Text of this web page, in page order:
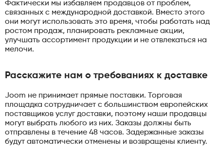
Фактически мы избавляем продавцов от проблем,
связанных с международной доставкой. Вместо этого
они могут использовать это время, чтобы работать над
ростом продаж, планировать рекламные акции,
улучшать ассортимент продукции и не отвлекаться на
мелочи.
Расскажите нам о требованиях к доставке
Joom не принимает прямые поставки. Торговая
площадка сотрудничает с большинством европейских
поставщиков услуг доставки, поэтому наши продавцы
могут выбрать любого из них. Заказы должны быть
отправлены в течение 48 часов. Задержанные заказы
будут автоматически отменены и возвращены клиенту.